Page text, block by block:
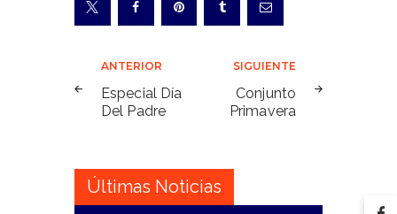
Noticias
Contacto
Navegación
de
entradas
ANTERIOR
Especial Día
Del Padre
SIGUIENTE
Conjunto
Primavera
Últimas Noticias